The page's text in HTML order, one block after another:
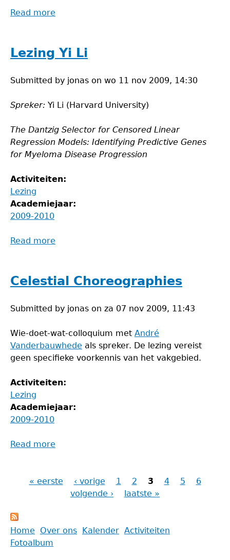
Read more
Lezing Yi Li
Submitted by jonas on wo 11 nov 2009, 14:30
Spreker: Yi Li (Harvard University)
The Dantzig Selector for Censored Linear
Regression Models: Identifying Predictive Genes
for Myeloma Disease Progression
Activiteiten:
Lezing
Academiejaar:
2009-2010
Read more
Li
Celestial Choreographies
Submitted by jonas on za 07 nov 2009, 11:43
Wie-doet-wat-colloquium met André
Vanderbauwhede als spreker. De lezing vereist
geen specifieke voorkennis van het vakgebied.
Activiteiten:
Lezing
Academiejaar:
2009-2010
Read more
Pagina's
« eerste ‹ vorige 1 2 3 4 5
6
volgende ›
laatste »
Back
to
Main
Home Over ons Kalender Activiteiten
Fotoalbum